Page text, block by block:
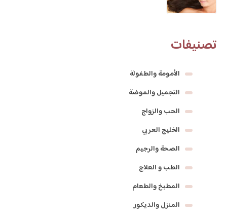
تصنيفات
الأمومة والطفولة
التجميل والموضة
الحب والزواج
الخليج العربي
الصحة والرجيم
الطب و العلاج
المطبخ والطعام
المنزل والديكور